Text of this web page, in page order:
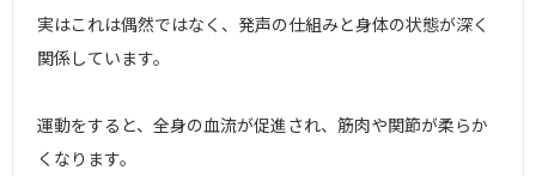
実はこれは偶然ではなく、発声の仕組みと身体の状態が深く
関係しています。
運動をすると、全身の血流が促進され、筋肉や関節が柔らか
くなります。